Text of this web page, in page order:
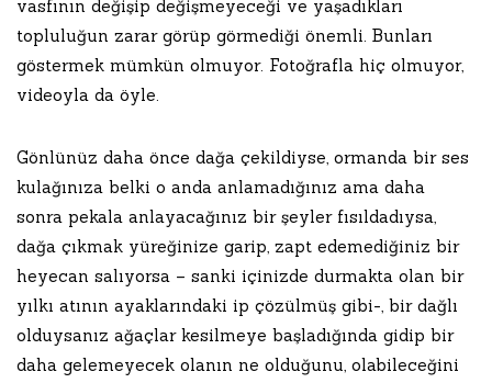
vasfının değişip değişmeyeceği ve yaşadıkları
topluluğun zarar görüp görmediği önemli. Bunları
göstermek mümkün olmuyor. Fotoğrafla hiç olmuyor,
videoyla da öyle.
Gönlünüz daha önce dağa çekildiyse, ormanda bir ses
kulağınıza belki o anda anlamadığınız ama daha
sonra pekala anlayacağınız bir şeyler fısıldadıysa,
dağa çıkmak yüreğinize garip, zapt edemediğiniz bir
heyecan salıyorsa – sanki içinizde durmakta olan bir
yılkı atının ayaklarındaki ip çözülmüş gibi-, bir dağlı
olduysanız ağaçlar kesilmeye başladığında gidip bir
daha gelemeyecek olanın ne olduğunu, olabileceğini